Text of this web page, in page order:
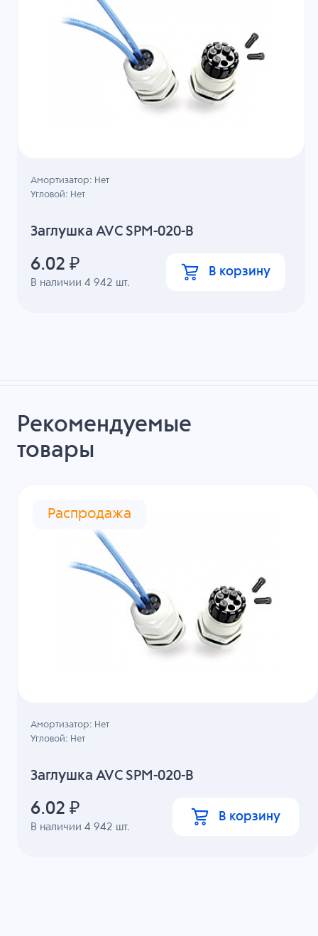
Заглушка AVC SPM-020-B
В наличии4 942 шт.
Амортизатор: Нет
Угловой: Нет
6.02 ₽ В корзину
Рекомендуемые
товары
Распродажа
Заглушка AVC SPM-020-B
В наличии4 942 шт.
Амортизатор: Нет
Угловой: Нет
6.02 ₽ В корзину